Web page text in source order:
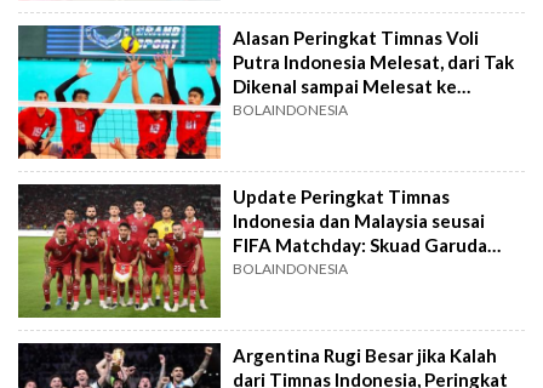
Alasan Peringkat Timnas Voli
Putra Indonesia Melesat, dari Tak
Dikenal sampai Melesat ke
Peringkat 14 Asia
BOLAINDONESIA
Update Peringkat Timnas
Indonesia dan Malaysia seusai
FIFA Matchday: Skuad Garuda
Kian Tertinggal
BOLAINDONESIA
Argentina Rugi Besar jika Kalah
dari Timnas Indonesia, Peringkat